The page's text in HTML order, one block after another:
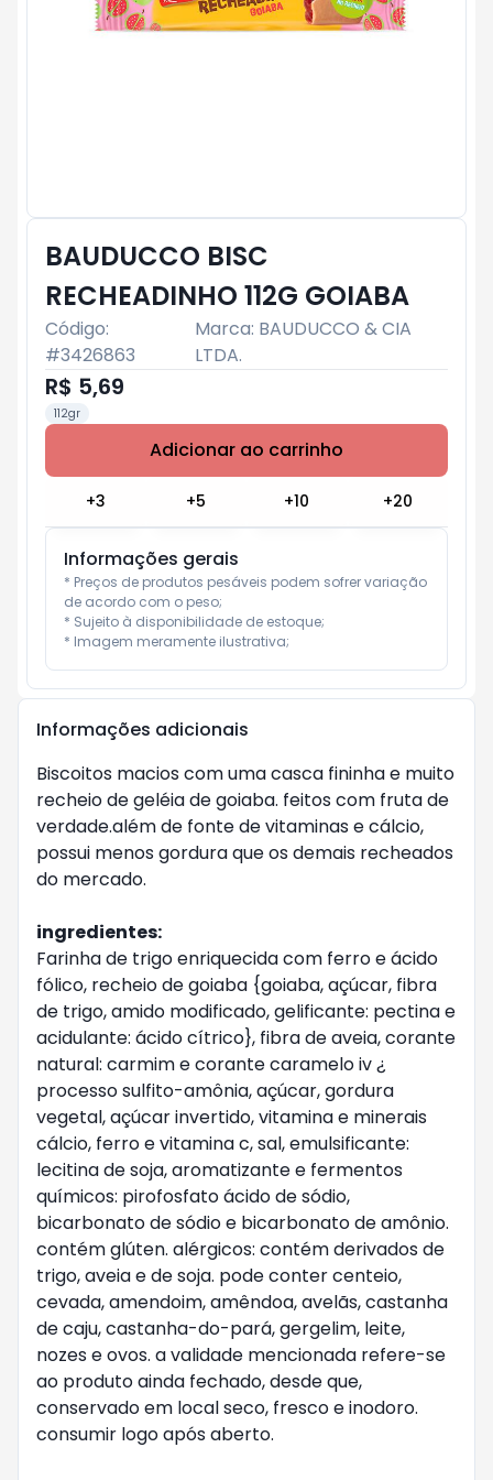
BAUDUCCO BISC
RECHEADINHO 112G GOIABA
Código:
#3426863
Marca: BAUDUCCO & CIA
LTDA.
R$ 5,69
112gr
Adicionar ao carrinho
+3 +5 +10 +20
Informações gerais
* Preços de produtos pesáveis podem sofrer variação
de acordo com o peso;
* Sujeito à disponibilidade de estoque;
* Imagem meramente ilustrativa;
Informações adicionais
Biscoitos macios com uma casca fininha e muito
recheio de geléia de goiaba. feitos com fruta de
verdade.além de fonte de vitaminas e cálcio,
possui menos gordura que os demais recheados
do mercado.
ingredientes:
Farinha de trigo enriquecida com ferro e ácido
fólico, recheio de goiaba {goiaba, açúcar, fibra
de trigo, amido modificado, gelificante: pectina e
acidulante: ácido cítrico}, fibra de aveia, corante
natural: carmim e corante caramelo iv ¿
processo sulfito-amônia, açúcar, gordura
vegetal, açúcar invertido, vitamina e minerais
cálcio, ferro e vitamina c, sal, emulsificante:
lecitina de soja, aromatizante e fermentos
químicos: pirofosfato ácido de sódio,
bicarbonato de sódio e bicarbonato de amônio.
contém glúten. alérgicos: contém derivados de
trigo, aveia e de soja. pode conter centeio,
cevada, amendoim, amêndoa, avelãs, castanha
de caju, castanha-do-pará, gergelim, leite,
nozes e ovos. a validade mencionada refere-se
ao produto ainda fechado, desde que,
conservado em local seco, fresco e inodoro.
consumir logo após aberto.